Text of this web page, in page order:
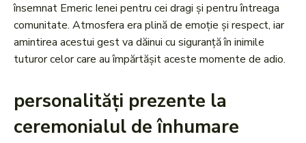
însemnat Emeric Ienei pentru cei dragi și pentru întreaga
comunitate. Atmosfera era plină de emoție și respect, iar
amintirea acestui gest va dăinui cu siguranță în inimile
tuturor celor care au împărtășit aceste momente de adio.
personalități prezente la
ceremonialul de înhumare